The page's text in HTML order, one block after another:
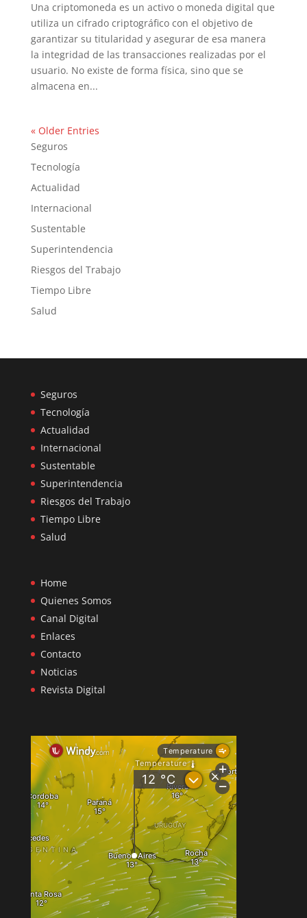
Una criptomoneda es un activo o moneda digital que
utiliza un cifrado criptográfico con el objetivo de
garantizar su titularidad y asegurar de esa manera
la integridad de las transacciones realizadas por el
usuario. No existe de forma física, sino que se
almacena en...
« Older Entries
Seguros
Tecnología
Actualidad
Internacional
Sustentable
Superintendencia
Riesgos del Trabajo
Tiempo Libre
Salud
Seguros
Tecnología
Actualidad
Internacional
Sustentable
Superintendencia
Riesgos del Trabajo
Tiempo Libre
Salud
Home
Quienes Somos
Canal Digital
Enlaces
Contacto
Noticias
Revista Digital